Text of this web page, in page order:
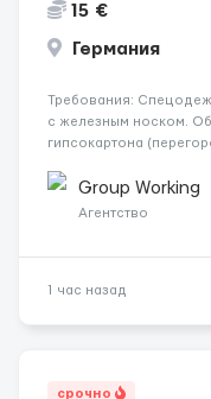
15 €
Германия
Требования:
с железным носком.
гипсокартона
малярных работ
Штукатурные работы ...
Group Working
Агентство
1 час назад
срочно